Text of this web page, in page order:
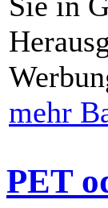
mehr
PET